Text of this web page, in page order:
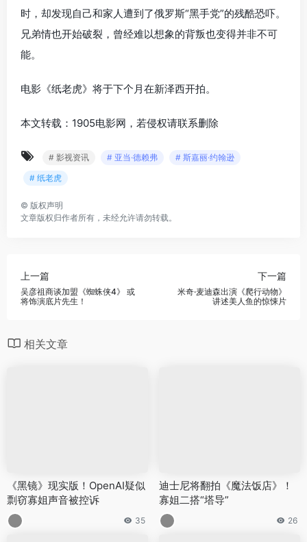
时，却发现自己和家人遭到了俄罗斯“黑手党”的残酷恐吓。
兄弟情也开始破裂，曾经难以想象的背叛也变得并非不可
能。
电影《纸老虎》将于下个月在新泽西开拍。
本文转载：1905电影网，若侵权请联系删除
# 影视资讯 # 亚当·德赖弗
# 斯嘉丽·约翰逊
# 纸老虎
© 版权声明
文章版权归作者所有，未经允许请勿转载。
上一篇
吴彦祖商谈加盟《蜘蛛侠4》 或
将饰演底片先生！
下一篇
米奇·麦迪森出演《爬行动物》
讲述美人鱼的惊悚片
相关文章
《黑镜》现实版！OpenAI疑似
剽窃寡姐声音被控诉
35
迪士尼将翻拍《魔法饭店》！
寡姐二搭“塔导”
26